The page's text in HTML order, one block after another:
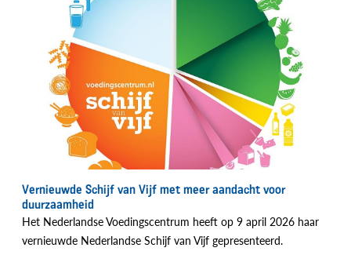
Vernieuwde Schijf van Vijf met meer aandacht voor
duurzaamheid
Het Nederlandse Voedingscentrum heeft op 9 april 2026 haar
vernieuwde Nederlandse Schijf van Vijf gepresenteerd.